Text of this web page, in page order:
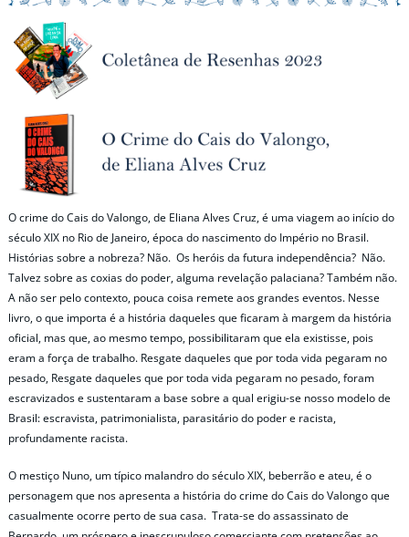
O crime do Cais do Valongo, de Eliana Alves Cruz, é uma viagem ao início do
século XIX no Rio de Janeiro, época do nascimento do Império no Brasil.
Histórias sobre a nobreza? Não. Os heróis da futura independência? Não.
Talvez sobre as coxias do poder, alguma revelação palaciana? Também não.
A não ser pelo contexto, pouca coisa remete aos grandes eventos. Nesse
livro, o que importa é a história daqueles que ficaram à margem da história
oficial, mas que, ao mesmo tempo, possibilitaram que ela existisse, pois
eram a força de trabalho. Resgate daqueles que por toda vida pegaram no
pesado, Resgate daqueles que por toda vida pegaram no pesado, foram
escravizados e sustentaram a base sobre a qual erigiu-se nosso modelo de
Brasil: escravista, patrimonialista, parasitário do poder e racista,
profundamente racista.
O mestiço Nuno, um típico malandro do século XIX, beberrão e ateu, é o
personagem que nos apresenta a história do crime do Cais do Valongo que
casualmente ocorre perto de sua casa. Trata-se do assassinato de